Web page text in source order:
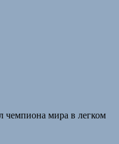
чемпиона мира в легком